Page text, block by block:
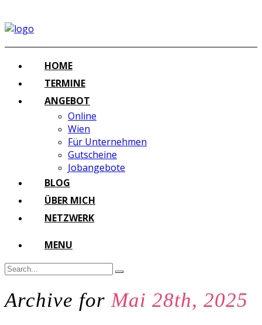
HOME
TERMINE
ANGEBOT
Online
Wien
Für Unternehmen
Gutscheine
Jobangebote
BLOG
ÜBER MICH
NETZWERK
MENU
Archive forMai 28th, 2025